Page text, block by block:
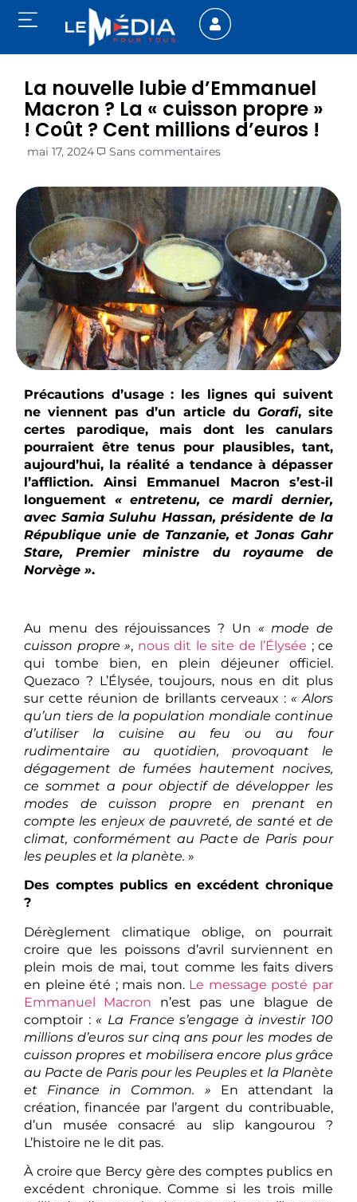
La nouvelle lubie d’Emmanuel
Macron ? La « cuisson propre »
! Coût ? Cent millions d’euros !
mai 17, 2024 Sans commentaires
Précautions d’usage : les lignes qui suivent
ne viennent pas d’un article du Gorafi, site
certes parodique, mais dont les canulars
pourraient être tenus pour plausibles, tant,
aujourd’hui, la réalité a tendance à dépasser
l’affliction. Ainsi Emmanuel Macron s’est-il
longuement « entretenu, ce mardi dernier,
avec Samia Suluhu Hassan, présidente de la
République unie de Tanzanie, et Jonas Gahr
Stare, Premier ministre du royaume de
Norvège ».
Au menu des réjouissances ? Un « mode de
cuisson propre », nous dit le site de l’Élysée ; ce
qui tombe bien, en plein déjeuner officiel.
Quezaco ? L’Élysée, toujours, nous en dit plus
sur cette réunion de brillants cerveaux : « Alors
qu’un tiers de la population mondiale continue
d’utiliser la cuisine au feu ou au four
rudimentaire au quotidien, provoquant le
dégagement de fumées hautement nocives,
ce sommet a pour objectif de développer les
modes de cuisson propre en prenant en
compte les enjeux de pauvreté, de santé et de
climat, conformément au Pacte de Paris pour
les peuples et la planète. »
Des comptes publics en excédent chronique
?
Dérèglement climatique oblige, on pourrait
croire que les poissons d’avril surviennent en
plein mois de mai, tout comme les faits divers
en pleine été ; mais non. Le message posté par
Emmanuel Macron n’est pas une blague de
comptoir : « La France s’engage à investir 100
millions d’euros sur cinq ans pour les modes de
cuisson propres et mobilisera encore plus grâce
au Pacte de Paris pour les Peuples et la Planète
et Finance in Common. » En attendant la
création, financée par l’argent du contribuable,
d’un musée consacré au slip kangourou ?
L’histoire ne le dit pas.
À croire que Bercy gère des comptes publics en
excédent chronique. Comme si les trois mille